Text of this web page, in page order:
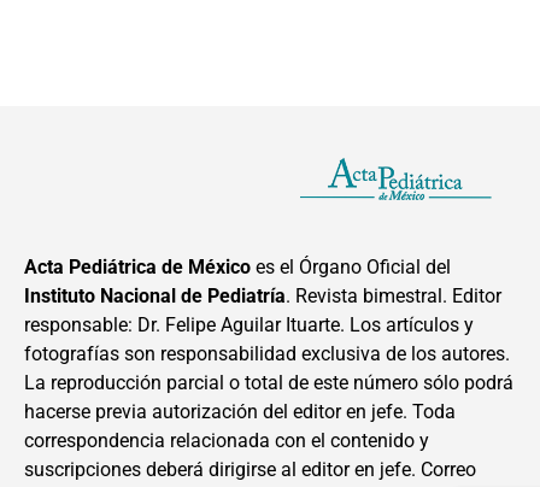
Acta Pediátrica de México es el Órgano Oficial del
Instituto Nacional de Pediatría. Revista bimestral. Editor
responsable: Dr. Felipe Aguilar Ituarte. Los artículos y
fotografías son responsabilidad exclusiva de los autores.
La reproducción parcial o total de este número sólo podrá
hacerse previa autorización del editor en jefe. Toda
correspondencia relacionada con el contenido y
suscripciones deberá dirigirse al editor en jefe. Correo